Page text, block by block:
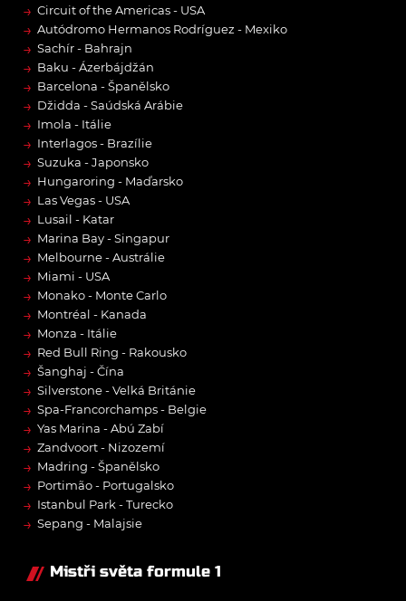
→ Circuit of the Americas - USA
→ Autódromo Hermanos Rodríguez - Mexiko
→ Sachír - Bahrajn
→ Baku - Ázerbájdžán
→ Barcelona - Španělsko
→ Džidda - Saúdská Arábie
→ Imola - Itálie
→ Interlagos - Brazílie
→ Suzuka - Japonsko
→ Hungaroring - Maďarsko
→ Las Vegas - USA
→ Lusail - Katar
→ Marina Bay - Singapur
→ Melbourne - Austrálie
→ Miami - USA
→ Monako - Monte Carlo
→ Montréal - Kanada
→ Monza - Itálie
→ Red Bull Ring - Rakousko
→ Šanghaj - Čína
→ Silverstone - Velká Británie
→ Spa-Francorchamps - Belgie
→ Yas Marina - Abú Zabí
→ Zandvoort - Nizozemí
→ Madring - Španělsko
→ Portimão - Portugalsko
→ Istanbul Park - Turecko
→ Sepang - Malajsie
Mistři světa formule 1